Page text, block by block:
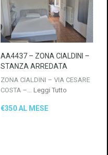
AA4437 – ZONA CIALDINI –
STANZA ARREDATA
ZONA CIALDINI – VIA CESARE
COSTA –… Leggi Tutto
€350 AL MESE